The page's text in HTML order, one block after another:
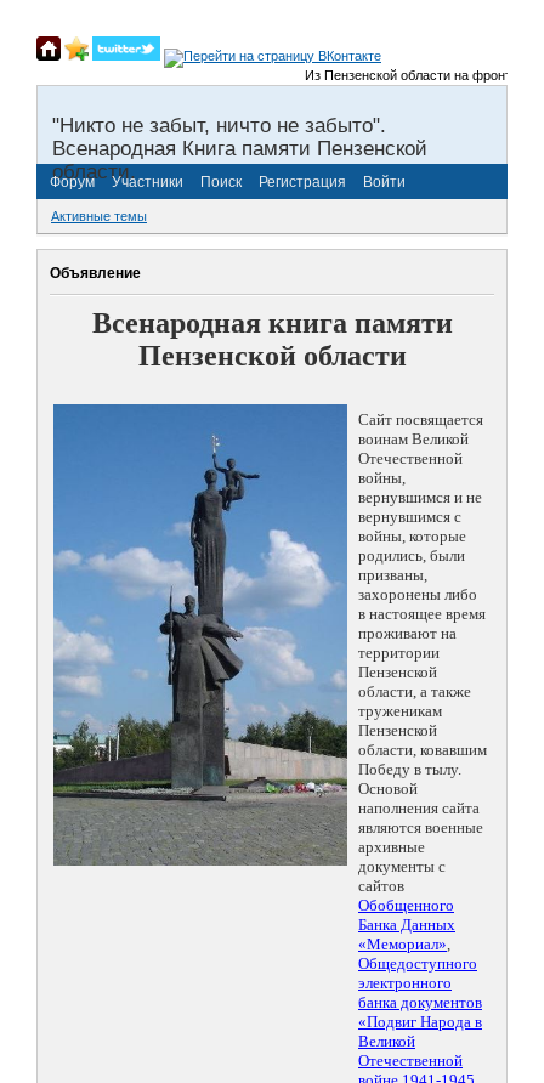
Из Пензенской области на фронты
"Никто не забыт, ничто не забыто".
Всенародная Книга памяти Пензенской
области.
Форум Участники Поиск Регистрация Войти
Активные темы
Объявление
Всенародная книга памяти
Пензенской области
Сайт посвящается
воинам Великой
Отечественной
войны,
вернувшимся и не
вернувшимся с
войны, которые
родились, были
призваны,
захоронены либо
в настоящее время
проживают на
территории
Пензенской
области, а также
труженикам
Пензенской
области, ковавшим
Победу в тылу.
Основой
наполнения сайта
являются военные
архивные
документы с
сайтов
Обобщенного
Банка Данных
«Мемориал»,
Общедоступного
электронного
банка документов
«Подвиг Народа в
Великой
Отечественной